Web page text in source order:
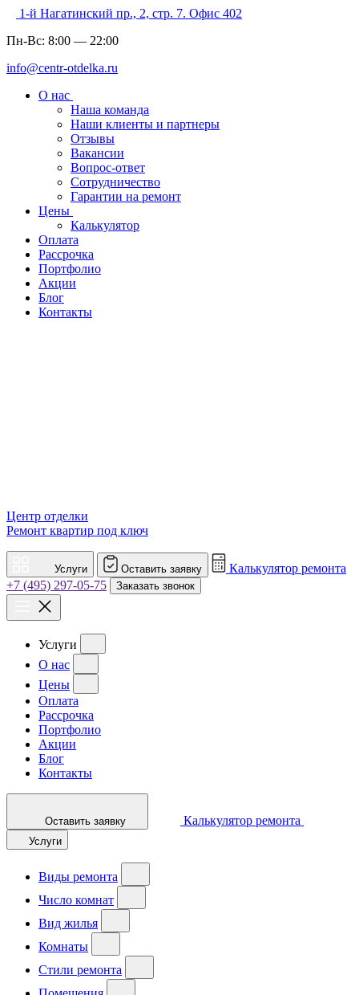
1-й Нагатинский пр., 2, стр. 7. Офис 402
Пн-Вс: 8:00 — 22:00
info@centr-otdelka.ru
О нас
Наша команда
Наши клиенты и партнеры
Отзывы
Вакансии
Вопрос-ответ
Сотрудничество
Гарантии на ремонт
Цены
Калькулятор
Оплата
Рассрочка
Портфолио
Акции
Блог
Контакты
Центр отделки
Ремонт квартир под ключ
Услуги Оставить заявку
Калькулятор ремонта
+7 (495) 297-05-75
Заказать звонок
Услуги
О нас
Цены
Оплата
Рассрочка
Портфолио
Акции
Блог
Контакты
Оставить заявку Калькулятор ремонта
Услуги
Виды ремонта
Число комнат
Вид жилья
Комнаты
Стили ремонта